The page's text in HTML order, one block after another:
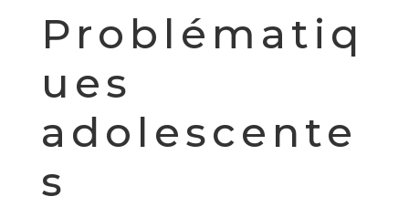
Problématiq
ues
adolescente
s